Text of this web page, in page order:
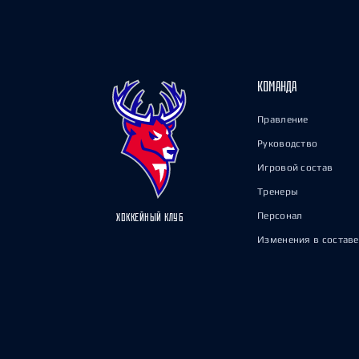
ХОККЕЙНЫЙ КЛУБ
КОМАНДА
Правление
Руководство
Игровой состав
Тренеры
Персонал
Изменения в составе